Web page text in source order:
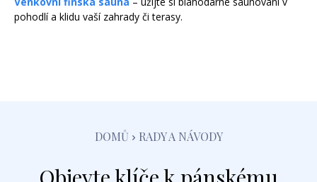
pohodlí a klidu vaší zahrady či terasy.